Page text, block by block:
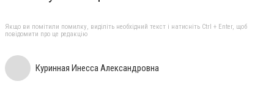
Якщо ви помітили помилку, виділіть необхідний текст і натисніть Ctrl + Enter, щоб
повідомити про це редакцію
Куринная Инесса Александровна